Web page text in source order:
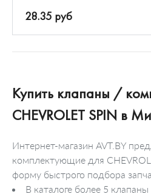
28.35 руб
Купить клапаны /
CHEVROLET SPIN в
Интернет-магазин AVT.BY
комплектующие для
форму быстрого подбора
В каталоге более 5